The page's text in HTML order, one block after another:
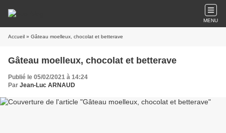
MENU
Accueil » Gâteau moelleux, chocolat et betterave
Gâteau moelleux, chocolat et betterave
Publié le 05/02/2021 à 14:24
Par Jean-Luc ARNAUD